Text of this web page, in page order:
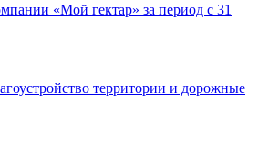
«Мой гектар» за период с 31
территории и дорожные